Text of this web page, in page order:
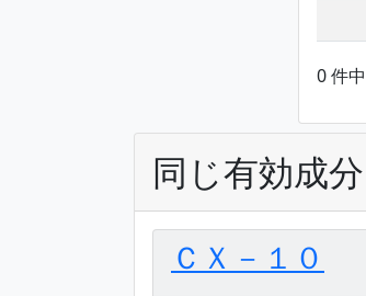
0 件
同じ有効成
ＣＸ－１０